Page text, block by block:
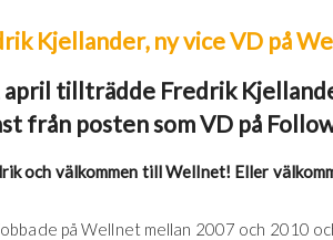
april tillträdde Fredrik
från posten som VD på
och välkommen till Wellnet! Eller
jobbade på Wellnet mellan 2007 och 2010